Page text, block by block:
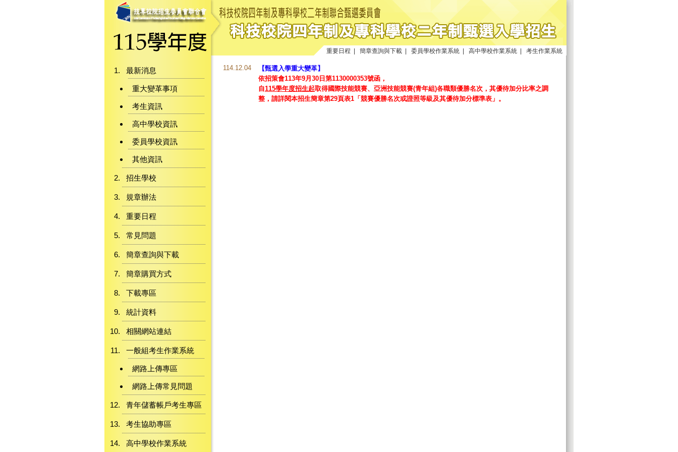
重要日程 簡章查詢與下載 委員學校作業系統 高中學校作業系統 考生作業系統
最新消息
重大變革事項
考生資訊
高中學校資訊
委員學校資訊
其他資訊
招生學校
規章辦法
重要日程
常見問題
簡章查詢與下載
簡章購買方式
下載專區
統計資料
相關網站連結
一般組考生作業系統
網路上傳專區
網路上傳常見問題
青年儲蓄帳戶考生專區
考生協助專區
高中學校作業系統
114.12.04
【甄選入學重大變革】
依招策會113年9月30日第1130000353號函，
自115學年度招生起取得國際技能競賽、亞洲技能競賽(青年組)各職類優勝名次，其優待加分比率之調
整，請詳閱本招生簡章第29頁表1「競賽優勝名次或證照等級及其優待加分標準表」。